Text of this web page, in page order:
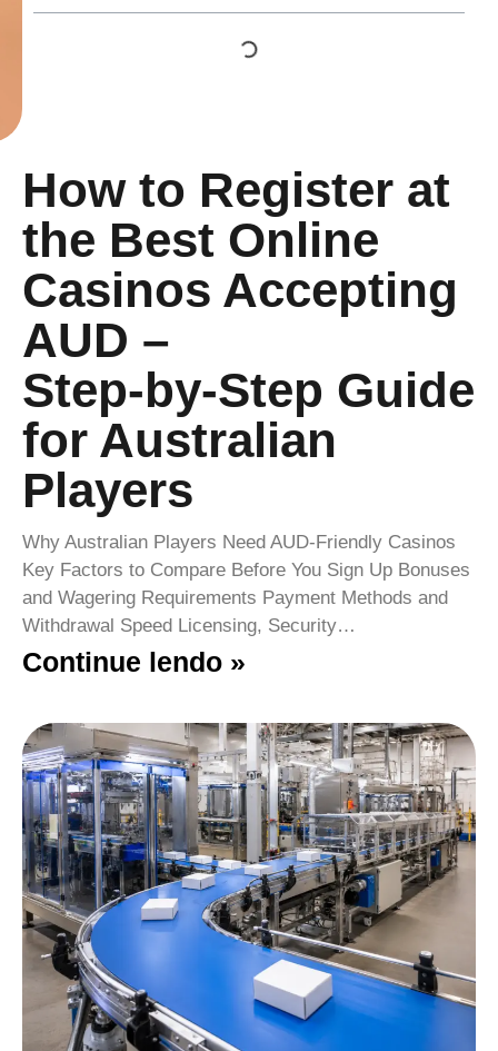
How to Register at
the Best Online
Casinos Accepting
AUD –
Step‑by‑Step Guide
for Australian
Players
Why Australian Players Need AUD‑Friendly Casinos
Key Factors to Compare Before You Sign Up Bonuses
and Wagering Requirements Payment Methods and
Withdrawal Speed Licensing, Security…
Continue lendo »